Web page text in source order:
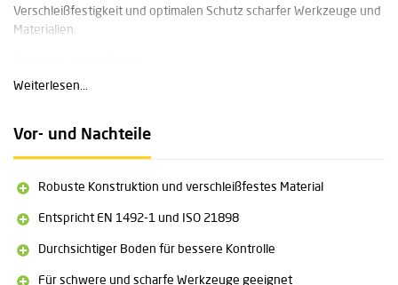
Verschleißfestigkeit und optimalen Schutz scharfer Werkzeuge und
Materialien.
Hebebänder aus 38 mm Polyester sorgen für hohe Zuverlässigkeit
Technische Spezifikationen
Volumen: 52 Liter
Maximale Traglast: 150 kg
Maße offen: 28 x 26 x 85 cm (L x B x H)
Hubhöhe: 85 cm
Material (Tasche): D1800*900 PVC-beschichtetes Polyester
Weiterlesen...
Vor- und Nachteile
Robuste Konstruktion und verschleißfestes Material
Entspricht EN 1492-1 und ISO 21898
Durchsichtiger Boden für bessere Kontrolle
Für schwere und scharfe Werkzeuge geeignet